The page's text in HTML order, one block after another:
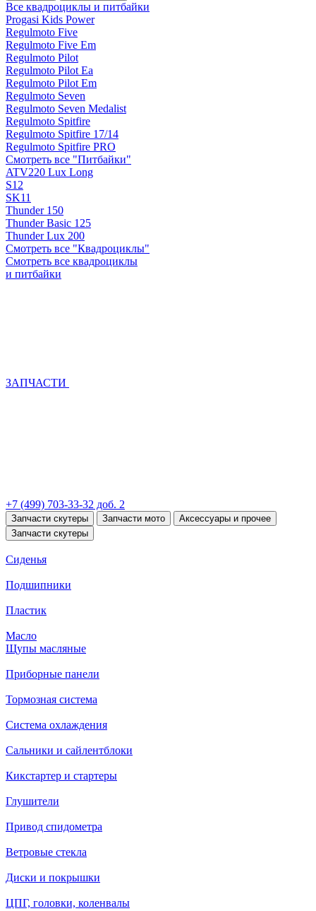
Все квадроциклы и питбайки
Progasi Kids Power
Regulmoto Five
Regulmoto Five Em
Regulmoto Pilot
Regulmoto Pilot Ea
Regulmoto Pilot Em
Regulmoto Seven
Regulmoto Seven Medalist
Regulmoto Spitfire
Regulmoto Spitfire 17/14
Regulmoto Spitfire PRO
Смотреть все "Питбайки"
ATV220 Lux Long
S12
SK11
Thunder 150
Thunder Basic 125
Thunder Lux 200
Смотреть все "Квадроциклы"
Смотреть все квадроциклы
и питбайки
ЗАПЧАСТИ
+7 (499) 703-33-32 доб. 2
Запчасти скутеры Запчасти мото
Аксессуары и прочее
Запчасти скутеры
Сиденья
Подшипники
Пластик
Масло
Щупы масляные
Приборные панели
Тормозная система
Система охлаждения
Сальники и сайлентблоки
Кикстартер и стартеры
Глушители
Привод спидометра
Ветровые стекла
Диски и покрышки
ЦПГ, головки, коленвалы